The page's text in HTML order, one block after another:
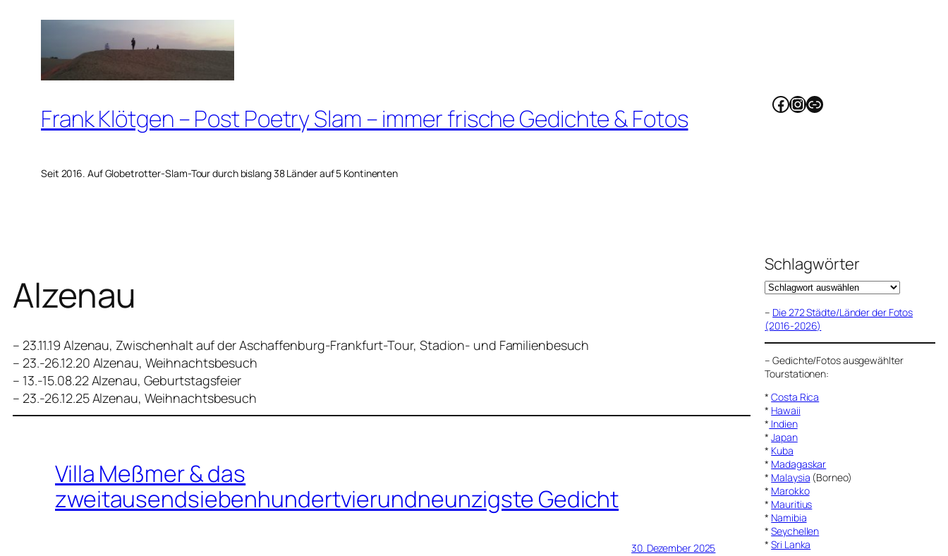
springen
Frank Klötgen – Post Poetry Slam – immer frische Gedichte & Fotos
Seit 2016. Auf Globetrotter-Slam-Tour durch bislang 38 Länder auf 5 Kontinenten
Facebook
Instagram
Link
Alzenau
– 23.11.19 Alzenau, Zwischenhalt auf der Aschaffenburg-Frankfurt-Tour, Stadion- und Familienbesuch
– 23.-26.12.20 Alzenau, Weihnachtsbesuch
– 13.-15.08.22 Alzenau, Geburtstagsfeier
– 23.-26.12.25 Alzenau, Weihnachtsbesuch
Villa Meßmer & das
zweitausendsiebenhundertvierundneunzigste Gedicht
30. Dezember 2025
Schlagwörter
– Die 272 Städte/Länder der Fotos
(2016-2026)
–Gedichte/Fotos ausgewählter
Tourstationen:
*Costa Rica
* Hawaii
* Indien
*Japan
* Kuba
* Madagaskar
* Malaysia (Borneo)
* Marokko
* Mauritius
* Namibia
*Seychellen
*Sri Lanka